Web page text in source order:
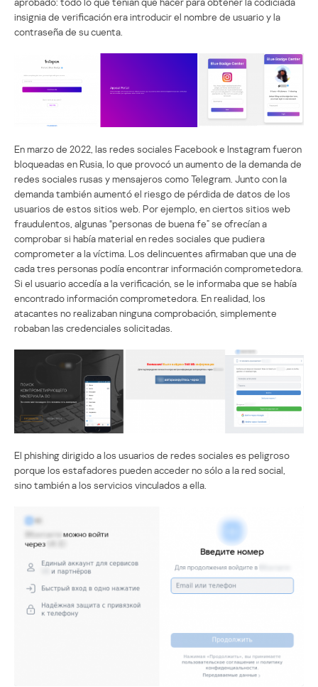
insignia de verificación era introducir el nombre de usuario y la
contraseña de su cuenta.
En marzo de 2022, las redes sociales Facebook e Instagram fueron
bloqueadas en Rusia, lo que provocó un aumento de la demanda de
redes sociales rusas y mensajeros como Telegram. Junto con la
demanda también aumentó el riesgo de pérdida de datos de los
usuarios de estos sitios web. Por ejemplo, en ciertos sitios web
fraudulentos, algunas “personas de buena fe” se ofrecían a
comprobar si había material en redes sociales que pudiera
comprometer a la víctima. Los delincuentes afirmaban que una de
cada tres personas podía encontrar información comprometedora.
Si el usuario accedía a la verificación, se le informaba que se había
encontrado información comprometedora. En realidad, los
atacantes no realizaban ninguna comprobación, simplemente
robaban las credenciales solicitadas.
El phishing dirigido a los usuarios de redes sociales es peligroso
porque los estafadores pueden acceder no sólo a la red social,
sino también a los servicios vinculados a ella.